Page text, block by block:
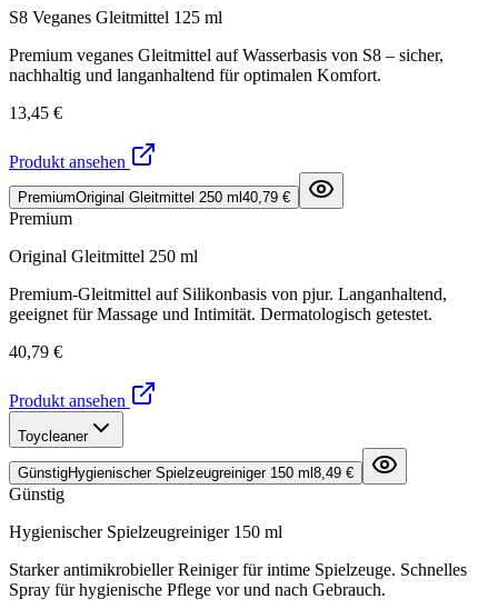
S8 Veganes Gleitmittel 125 ml
Premium veganes Gleitmittel auf Wasserbasis von S8 – sicher,
nachhaltig und langanhaltend für optimalen Komfort.
13,45 €
Produkt ansehen
PremiumOriginal Gleitmittel 250 ml 40,79 €
Premium
Original Gleitmittel 250 ml
Premium-Gleitmittel auf Silikonbasis von pjur. Langanhaltend,
geeignet für Massage und Intimität. Dermatologisch getestet.
40,79 €
Produkt ansehen
Toycleaner
GünstigHygienischer Spielzeugreiniger 150 ml 8,49 €
Günstig
Hygienischer Spielzeugreiniger 150 ml
Starker antimikrobieller Reiniger für intime Spielzeuge. Schnelles
Spray für hygienische Pflege vor und nach Gebrauch.